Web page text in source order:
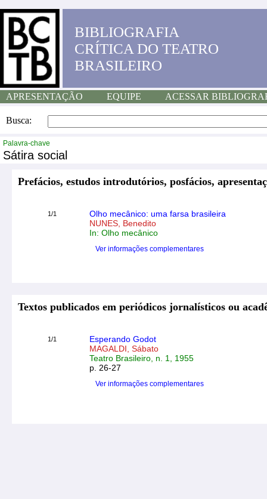
BIBLIOGRAFIA
CRÍTICA DO TEATRO
BRASILEIRO
APRESENTAÇÃO EQUIPE ACESSAR
Busca:
Palavra-chave
Sátira social
Prefácios, estudos introdutórios, posfácios,
1/1
Olho mecânico: uma farsa brasileira
NUNES, Benedito
In: Olho mecânico
Ver informações complementares
Textos publicados em periódicos jornalísticos ou
1/1
Esperando Godot
MAGALDI, Sábato
Teatro Brasileiro, n. 1, 1955
p. 26-27
Ver informações complementares